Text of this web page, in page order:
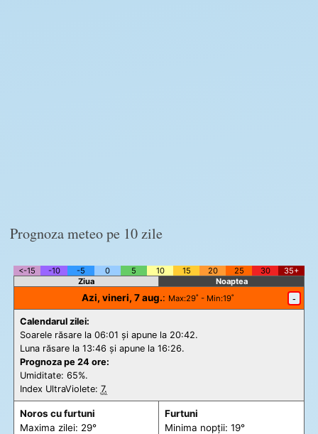
Prognoza meteo pe 10 zile
<-15 -10 -5 0 5 10 15 20 25 30
35+
Ziua
Noaptea
Azi, vineri, 7 aug.: Max:29˚ - Min:19˚ -
Calendarul zilei:
Soarele răsare la 06:01 și apune la 20:42.
Luna răsare la 13:46 și apune la 16:26.
Prognoza pe 24 ore:
Umiditate: 65%.
Index UltraViolete: 7.
Noros cu furtuni
Maxima zilei: 29°
Furtuni
Minima nopții: 19°